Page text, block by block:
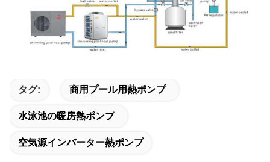
タグ: 商用プール用熱ポンプ
水泳池の暖房熱ポンプ
空気源インバーター熱ポンプ